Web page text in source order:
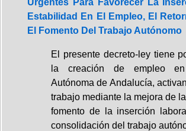
Estabilidad En El Empleo, El
El Fomento Del Trabajo Autónomo
El presente decreto-ley tiene
la creación de empleo
Autónoma de Andalucía,
trabajo mediante la mejora de
fomento de la inserción
consolidación del trabajo